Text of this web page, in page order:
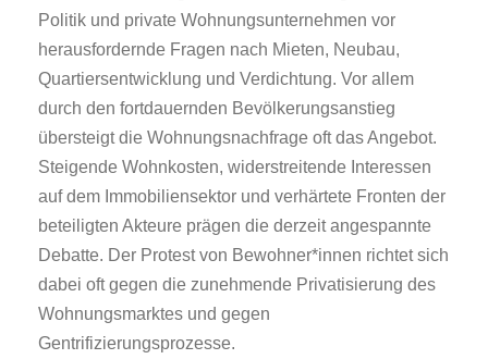
Politik und private Wohnungsunternehmen vor
herausfordern­de Fragen nach Mieten, Neubau,
Quartiersentwicklung und Verdichtung. Vor allem
durch den fortdauernden Bevölkerungsanstieg
übersteigt die Wohnungsnachfrage oft das Angebot.
Steigende Wohnkosten, widerstrei­tende Interessen
auf dem Immobiliensektor und verhärtete Fronten der
beteiligten Akteure prägen die der­zeit angespannte
Debatte. Der Protest von Bewohner*innen richtet sich
dabei oft gegen die zunehmende Privatisierung des
Wohnungsmarktes und gegen
Gentrifizierungsprozesse.